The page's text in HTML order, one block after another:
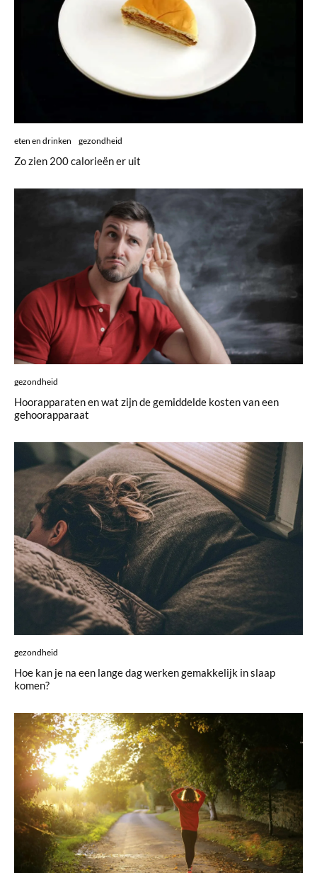
eten en drinken gezondheid
Zo zien 200 calorieën er uit
gezondheid
Hoorapparaten en wat zijn de gemiddelde kosten van een
gehoorapparaat
gezondheid
Hoe kan je na een lange dag werken gemakkelijk in slaap
komen?